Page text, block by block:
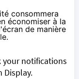
consommera
économiser à la
de manière
your notifications
Display.